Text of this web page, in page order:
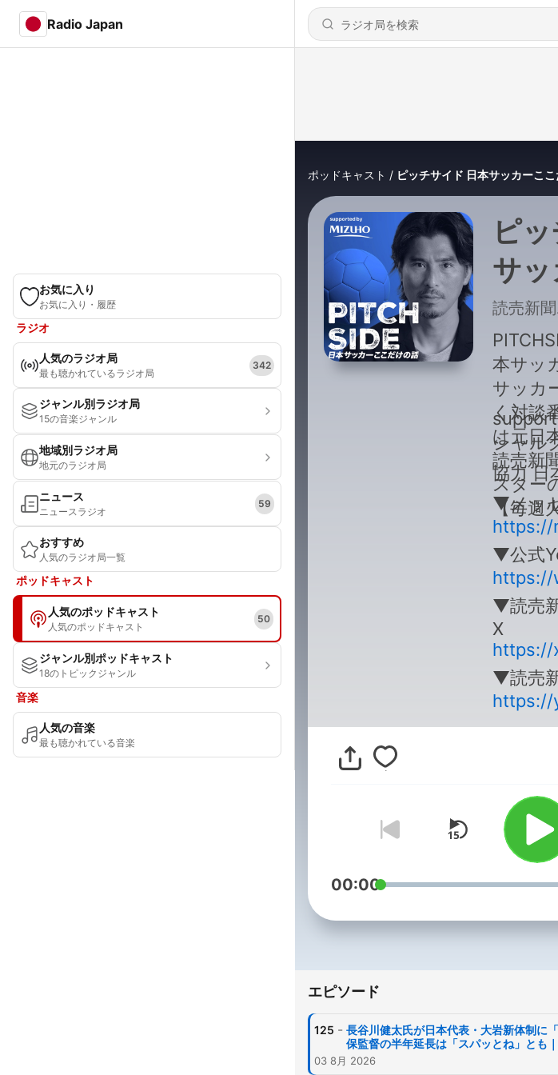
Radio Japan
お気に入り
お気に入り・履歴
ラジオ
人気のラジオ局
最も聴かれているラジオ局
342
ジャンル別ラジオ局
15の音楽ジャンル
地域別ラジオ局
地元のラジオ局
ニュース
ニュースラジオ
59
おすすめ
人気のラジオ局一覧
ポッドキャスト
人気のポッドキャスト
人気のポッドキャスト
50
ジャンル別ポッドキャスト
18のトピックジャンル
音楽
人気の音楽
最も聴かれている音楽
ポッドキャスト ピッチサイド 日本サッカーこ
ピ
サッ
の話
読売新
本サッ
サッカ
く対談
は元日
読売新
スター
【毎週
シャル
協力 日
▼メッ
https://
▼公式
https://
▼読売
X
https://
▼読売
https://
00:00
エピソード
125 - 長谷川健太氏が日本代表・大岩新体制に
保監督の半年延長は「スパッとね」とも
03 8月 2026